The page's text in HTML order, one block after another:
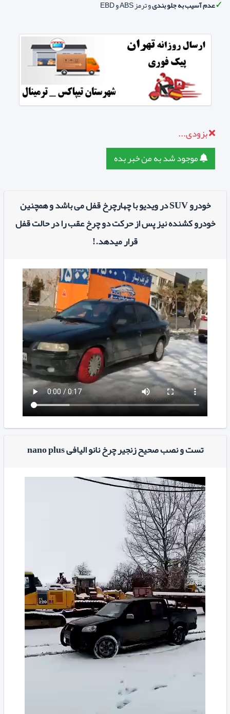
عدم آسیب به جلو بندیو ترمز ABS و EBD
بزودی...
موجود شد به من خبر بده
خودرو SUV در ویدیو با چهارچرخ قفل می باشد و همچنین
خودرو کشنده نیز پس از حرکت دو چرخ عقب را در حالت قفل
قرار میدهد.!
تست و نصب صحیح زنجیر چرخ نانو الیافی nano plus